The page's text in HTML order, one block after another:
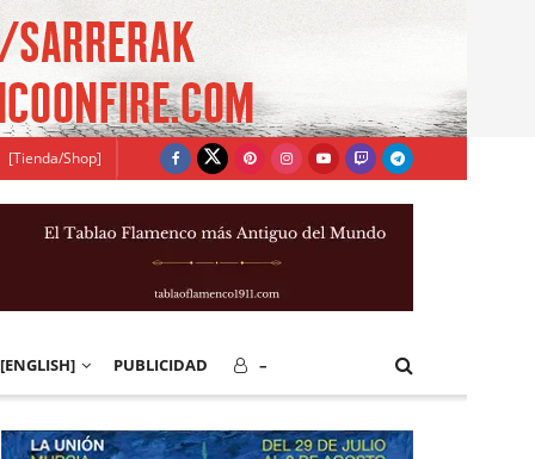
[Tienda/Shop]
[ENGLISH] PUBLICIDAD –